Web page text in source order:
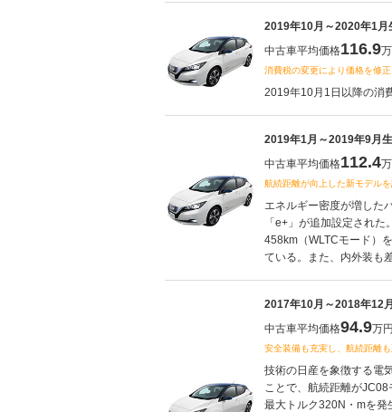
2019年10月～2020年1月
中古車平均価格116.9
消費税の変更により価格を修正
2019年10月1日以降の消
2019年1月～2019年9月
中古車平均価格112.4
航続距離が向上した新モデルを
エネルギー密度が増した
「e+」が追加設定され
458km（WLTCモード）
ている。また、内外装も
2017年10月～2018年12
中古車平均価格94.9万円
安全装備も充実し、航続距離
技術の日産を象徴する電
ことで、航続距離が
最大トルク320N・mを発